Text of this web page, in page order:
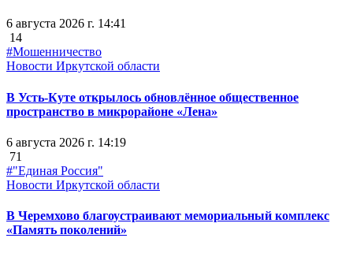
6 августа 2026 г. 14:41
14
#Мошенничество
Новости Иркутской области
В Усть-Куте открылось обновлённое общественное
пространство в микрорайоне «Лена»
6 августа 2026 г. 14:19
71
#"Единая Россия"
Новости Иркутской области
В Черемхово благоустраивают мемориальный комплекс
«Память поколений»